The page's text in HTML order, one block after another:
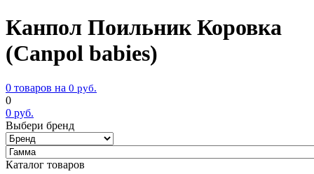
Канпол Поильник Коровка
(Canpol babies)
0 товаров на 0 руб.
0
0 руб.
Выбери бренд
Каталог товаров